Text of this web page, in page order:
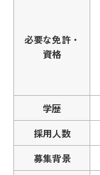
必要な免許・
資格
学歴
採用人数
募集背景